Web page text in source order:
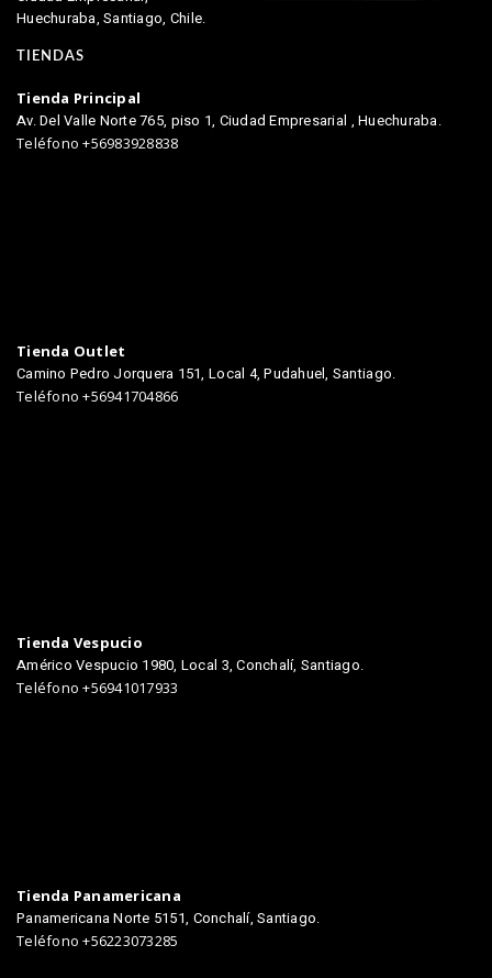
Huechuraba, Santiago, Chile.
TIENDAS
Tienda Principal
Av. Del Valle Norte 765, piso 1, Ciudad Empresarial , Huechuraba.
Teléfono +56983928838
Tienda Outlet
Camino Pedro Jorquera 151, Local 4, Pudahuel, Santiago.
Teléfono +56941704866
Tienda Vespucio
Américo Vespucio 1980, Local 3, Conchalí, Santiago.
Teléfono +56941017933
Tienda Panamericana
Panamericana Norte 5151, Conchalí, Santiago.
Teléfono +56223073285